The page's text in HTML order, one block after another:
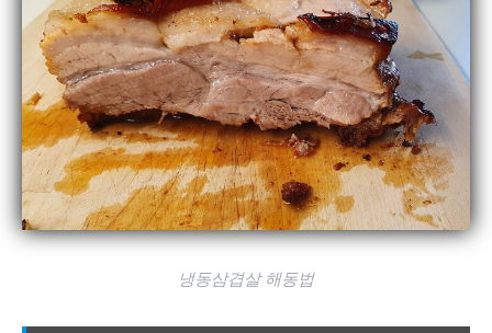
냉동삼겹살 해동법